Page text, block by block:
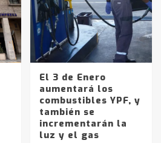
El 3 de Enero
aumentará los
combustibles YPF, y
también se
incrementarán la
luz y el gas